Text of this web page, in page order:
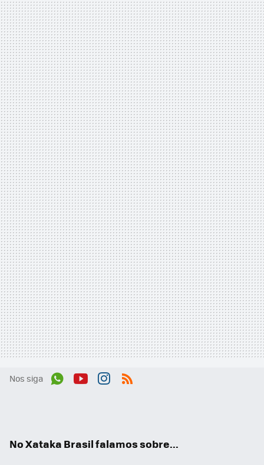
Nos siga
No Xataka Brasil falamos sobre...